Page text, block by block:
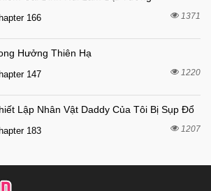
166 1371
Hưởng Thiên Hạ
147 1220
Lập Nhân Vật Daddy Của Tôi Bị Sụp Đổ
183 1207